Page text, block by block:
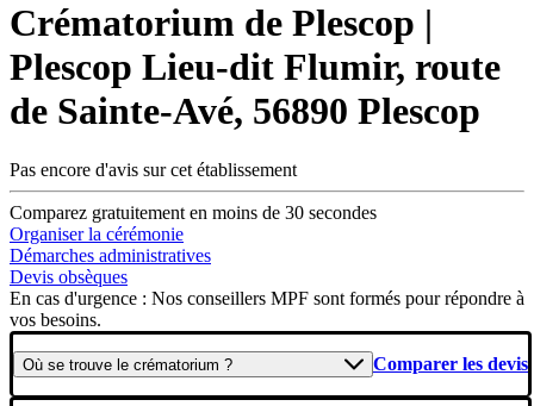
Crématorium de Plescop |
Plescop Lieu-dit Flumir, route
de Sainte-Avé, 56890 Plescop
Pas encore d'avis sur cet établissement
Comparez gratuitement en moins de 30 secondes
Organiser la cérémonie
Démarches administratives
Devis obsèques
En cas d'urgence : Nos conseillers MPF sont formés pour répondre à
vos besoins.
Où se trouve le crématorium ? Comparer les devis